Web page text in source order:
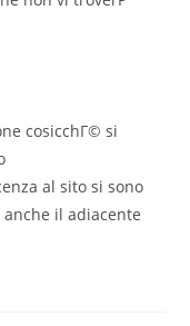
cosicchГ© si
al sito si sono
il adiacente